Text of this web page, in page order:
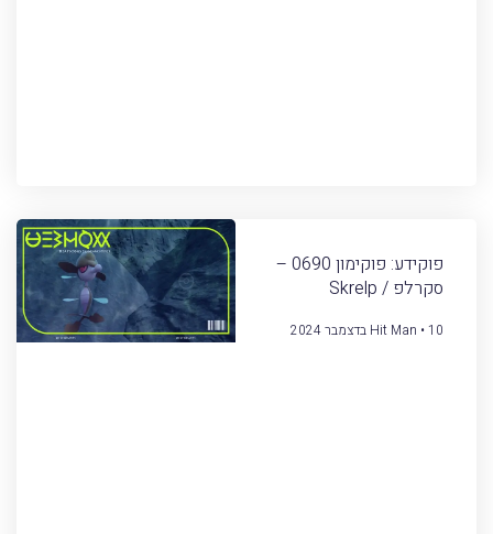
פוקידע: פוקימון 0690 –
סקרלפ / Skrelp
Hit Man 10 בדצמבר 2024